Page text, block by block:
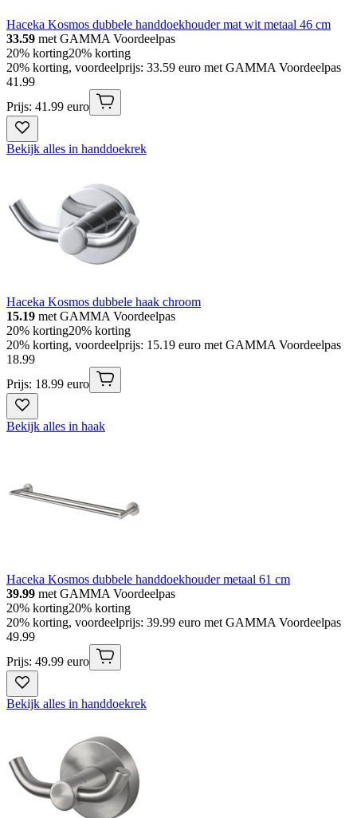
Haceka Kosmos dubbele handdoekhouder mat wit metaal 46 cm
33.59 met GAMMA Voordeelpas
20% korting20% korting
20% korting, voordeelprijs: 33.59 euro met GAMMA Voordeelpas
41 .99
Prijs: 41.99 euro
Bekijk alles in handdoekrek
Haceka Kosmos dubbele haak chroom
15.19 met GAMMA Voordeelpas
20% korting20% korting
20% korting, voordeelprijs: 15.19 euro met GAMMA Voordeelpas
18.99
Prijs: 18.99 euro
Bekijk alles in haak
Haceka Kosmos dubbele handdoekhouder metaal 61 cm
39.99 met GAMMA Voordeelpas
20% korting20% korting
20% korting, voordeelprijs: 39.99 euro met GAMMA Voordeelpas
49.99
Prijs: 49.99 euro
Bekijk alles in handdoekrek